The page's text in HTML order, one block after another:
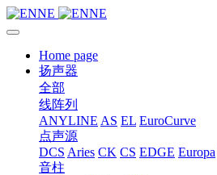
Home page
扬声器
全部
线阵列
ANYLINE AS EL EuroCurve
点声源
DCS Aries CK CS EDGE Europa
音柱